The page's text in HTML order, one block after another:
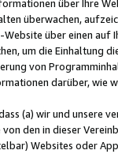
über Ihre
überwachen,
über einen
um die Einhaltung
von
darüber, wie
(a) wir und
den in dieser
Websites oder